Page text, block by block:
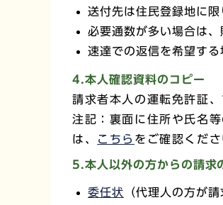
送付先は住民登録地に限
必要通数が多い場合は
速達での返信を希望す
4.本人確認資料のコピー
請求者本人の運転免許証
注記：裏面に住所や氏名
は、
こちら をご確認くださ
5.本人以外の方からの請求
委任状 （代理人の方が請